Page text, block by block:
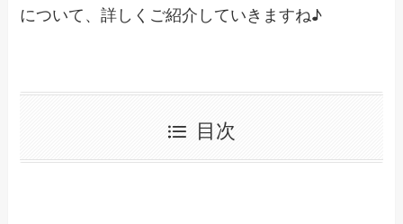
について、詳しくご紹介していきますね♪
目次